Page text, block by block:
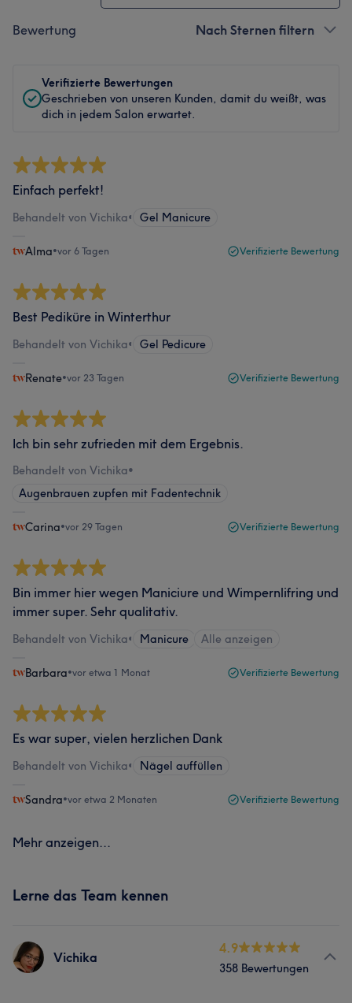
Bewertung Nach Sternen filtern
Verifizierte Bewertungen
Geschrieben von unseren Kunden, damit du weißt, was
dich in jedem Salon erwartet.
Einfach perfekt!
Behandelt von Vichika• Gel Manicure
Alma•vor 6 Tagen Verifizierte Bewertung
Best Pediküre in Winterthur
Behandelt von Vichika• Gel Pedicure
Renate•vor 23 Tagen Verifizierte Bewertung
Ich bin sehr zufrieden mit dem Ergebnis.
Behandelt von Vichika•
Augenbrauen zupfen mit Fadentechnik
Carina•vor 29 Tagen Verifizierte Bewertung
Bin immer hier wegen Maniciure und Wimpernlifring und
immer super. Sehr qualitativ.
Behandelt von Vichika• Manicure Alle anzeigen
Barbara•vor etwa 1 Monat Verifizierte Bewertung
Es war super, vielen herzlichen Dank
Behandelt von Vichika• Nägel auffüllen
Sandra•vor etwa 2 Monaten Verifizierte Bewertung
Mehr anzeigen...
Lerne das Team kennen
Vichika
4.9
358 Bewertungen